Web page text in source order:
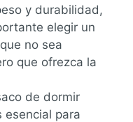
y durabilidad,
elegir un
no sea
que ofrezca la
de dormir
esencial para